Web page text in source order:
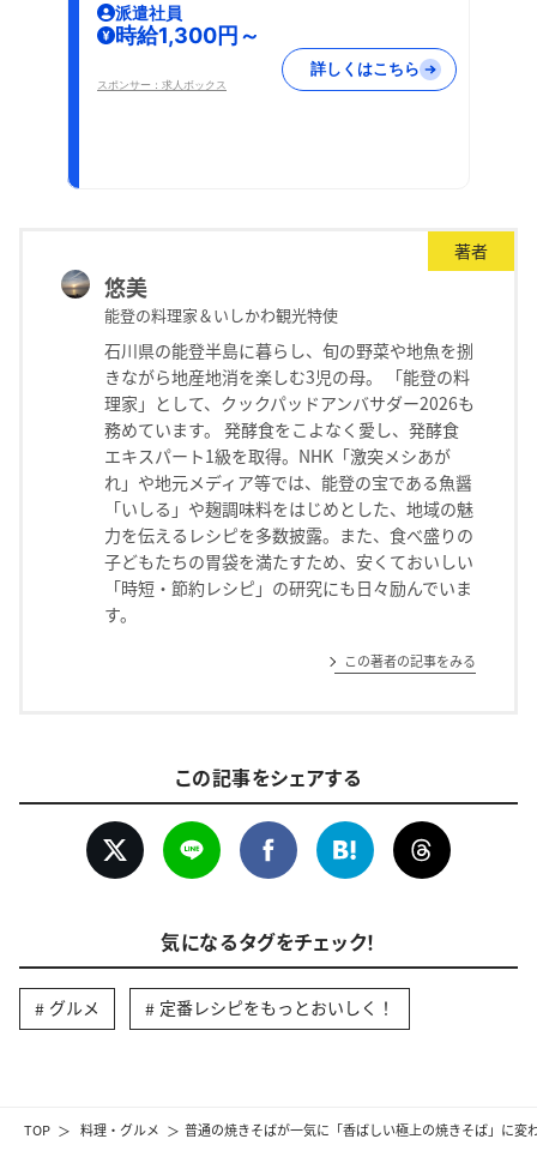
TOP 料理・グルメ 普通の焼きそばが一気に「香ばしい極上の焼きそば」に変
派遣社員
時給1,300円～
スポンサー：求人ボックス
詳しくはこちら
著者
悠美
能登の料理家＆いしかわ観光特使
石川県の能登半島に暮らし、旬の野菜や地魚を捌
きながら地産地消を楽しむ3児の母。 「能登の料
理家」として、クックパッドアンバサダー2026も
務めています。 発酵食をこよなく愛し、発酵食
エキスパート1級を取得。NHK「激突メシあが
れ」や地元メディア等では、能登の宝である魚醤
「いしる」や麹調味料をはじめとした、地域の魅
力を伝えるレシピを多数披露。また、食べ盛りの
子どもたちの胃袋を満たすため、安くておいしい
「時短・節約レシピ」の研究にも日々励んでいま
す。
この著者の記事をみる
この記事をシェアする
気になるタグをチェック！
グルメ 定番レシピをもっとおいしく！